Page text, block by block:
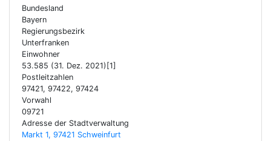
Bundesland
Bayern
Regierungsbezirk
Unterfranken
Einwohner
53.585 (31. Dez. 2021)[1]
Postleitzahlen
97421, 97422, 97424
Vorwahl
09721
Adresse der Stadtverwaltung
Markt 1, 97421 Schweinfurt